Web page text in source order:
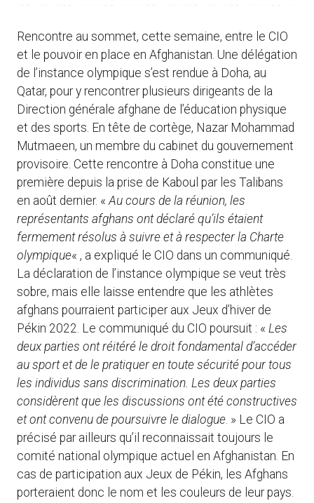
Rencontre au sommet, cette semaine, entre le CIO
et le pouvoir en place en Afghanistan. Une délégation
de l’instance olympique s’est rendue à Doha, au
Qatar, pour y rencontrer plusieurs dirigeants de la
Direction générale afghane de l’éducation physique
et des sports. En tête de cortège, Nazar Mohammad
Mutmaeen, un membre du cabinet du gouvernement
provisoire. Cette rencontre à Doha constitue une
première depuis la prise de Kaboul par les Talibans
en août dernier. «Au cours de la réunion, les
représentants afghans ont déclaré qu’ils étaient
fermement résolus à suivre et à respecter la Charte
olympique« , a expliqué le CIO dans un communiqué.
La déclaration de l’instance olympique se veut très
sobre, mais elle laisse entendre que les athlètes
afghans pourraient participer aux Jeux d’hiver de
Pékin 2022. Le communiqué du CIO poursuit : « Les
deux parties ont réitéré le droit fondamental d’accéder
au sport et de le pratiquer en toute sécurité pour tous
les individus sans discrimination. Les deux parties
considèrent que les discussions ont été constructives
et ont convenu de poursuivre le dialogue. » Le CIO a
précisé par ailleurs qu’il reconnaissait toujours le
comité national olympique actuel en Afghanistan. En
cas de participation aux Jeux de Pékin, les Afghans
porteraient donc le nom et les couleurs de leur pays.